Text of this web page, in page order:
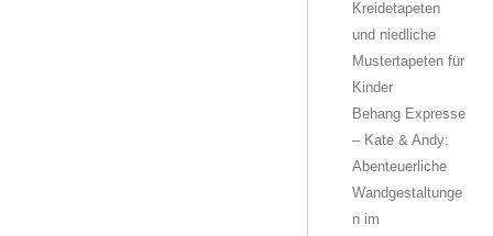
Kreidetapeten
und niedliche
Mustertapeten für
Kinder
Behang Expresse
– Kate & Andy:
Abenteuerliche
Wandgestaltunge
n im